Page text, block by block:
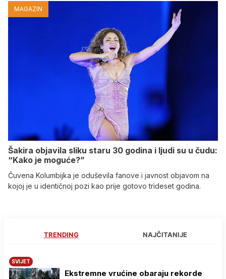
MAGAZIN
Šakira objavila sliku staru 30 godina i ljudi su u čudu:
“Kako je moguće?”
Čuvena Kolumbijka je oduševila fanove i javnost objavom na
kojoj je u identičnoj pozi kao prije gotovo trideset godina.
TRENDING NAJČITANIJE
SVIJET
Ekstremne vrućine obaraju rekorde